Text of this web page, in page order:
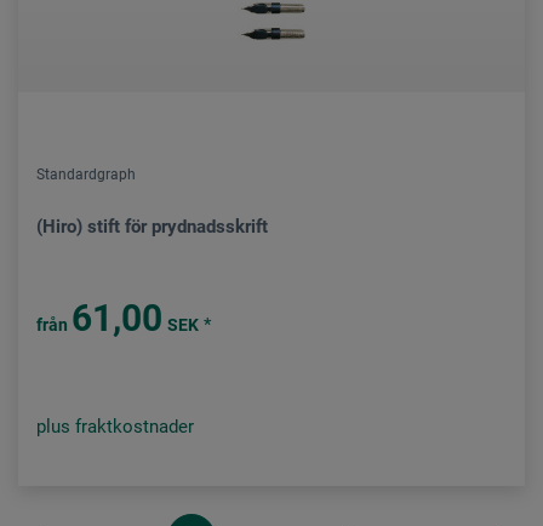
Standardgraph
(Hiro) stift för prydnadsskrift
från 61,00 SEK *
plus fraktkostnader